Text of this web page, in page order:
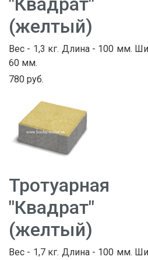
(желтый)
Вес - 1,3 кг. Длина - 100 мм.
60 мм.
780 руб.
"Квадрат"
(желтый)
Вес - 1,7 кг. Длина - 100 мм.